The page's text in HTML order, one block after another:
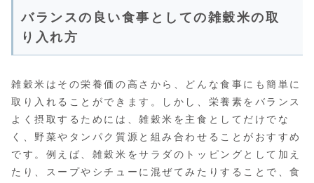
バランスの良い食事としての雑穀米の取
り入れ方
雑穀米はその栄養価の高さから、どんな食事にも簡単に
取り入れることができます。しかし、栄養素をバランス
よく摂取するためには、雑穀米を主食としてだけでな
く、野菜やタンパク質源と組み合わせることがおすすめ
です。例えば、雑穀米をサラダのトッピングとして加え
たり、スープやシチューに混ぜてみたりすることで、食